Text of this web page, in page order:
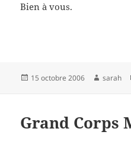
Bien à vous.
Publié
15 octobre 2006 Auteur
sarah
Grand Corps